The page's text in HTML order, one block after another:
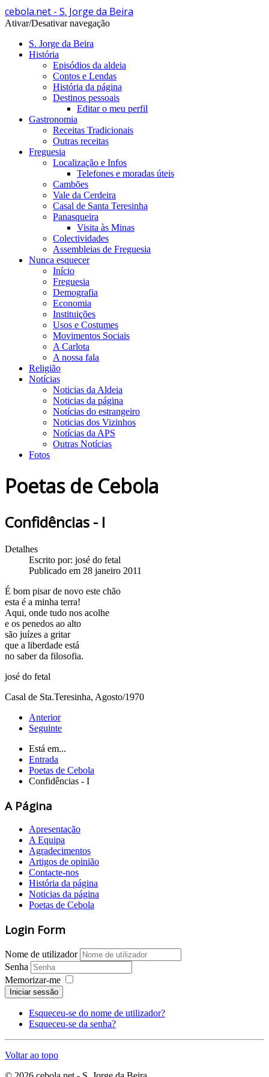
cebola.net - S. Jorge da Beira
Ativar/Desativar navegação
S. Jorge da Beira
História
Episódios da aldeia
Contos e Lendas
História da página
Destinos pessoais
Editar o meu perfil
Gastronomia
Receitas Tradicionais
Outras receitas
Freguesia
Localização e Infos
Telefones e moradas úteis
Cambões
Vale da Cerdeira
Casal de Santa Teresinha
Panasqueira
Visita às Minas
Colectividades
Assembleias de Freguesia
Nunca esquecer
Início
Freguesia
Demografia
Economia
Instituições
Usos e Costumes
Movimentos Sociais
A Carlota
A nossa fala
Religião
Notícias
Noticias da Aldeia
Noticias da página
Notícias do estrangeiro
Noticias dos Vizinhos
Notícias da APS
Outras Notícias
Fotos
Poetas de Cebola
Confidências - I
Detalhes
Escrito por: josé do fetal
Publicado em 28 janeiro 2011
É bom pisar de novo este chão
esta é a minha terra!
Aqui, onde tudo nos acolhe
e os penedos ao alto
são juízes a gritar
que a liberdade está
no saber da filosofia.
josé do fetal
Casal de Sta.Teresinha, Agosto/1970
Anterior
Seguinte
Está em...
Entrada
Poetas de Cebola
Confidências - I
A Página
Apresentação
A Equipa
Agradecimentos
Artigos de opinião
Contacte-nos
História da página
Noticias da página
Poetas de Cebola
Login Form
Nome de utilizador
Senha
Memorizar-me
Iniciar sessão
Esqueceu-se do nome de utilizador?
Esqueceu-se da senha?
Voltar ao topo